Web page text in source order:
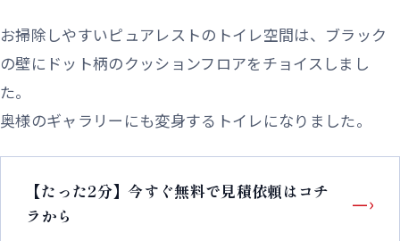
お掃除しやすいピュアレストのトイレ空間は、ブラック
の壁にドット柄のクッションフロアをチョイスしまし
た。
奥様のギャラリーにも変身するトイレになりました。
【たった2分】今すぐ無料で見積依頼はコチ
ラから
—›